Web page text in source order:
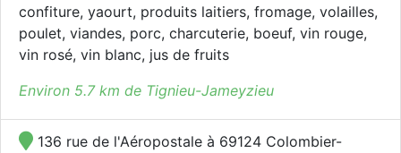
confiture, yaourt, produits laitiers, fromage, volailles,
poulet, viandes, porc, charcuterie, boeuf, vin rouge,
vin rosé, vin blanc, jus de fruits
Environ 5.7 km de Tignieu-Jameyzieu
136 rue de l'Aéropostale à 69124 Colombier-